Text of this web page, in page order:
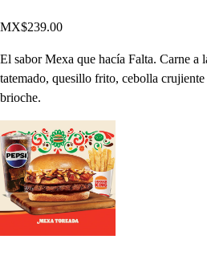
MX$239.00
El sabor Mexa que hacía Falta. Carne a
tatemado, quesillo frito, cebolla
brioche.